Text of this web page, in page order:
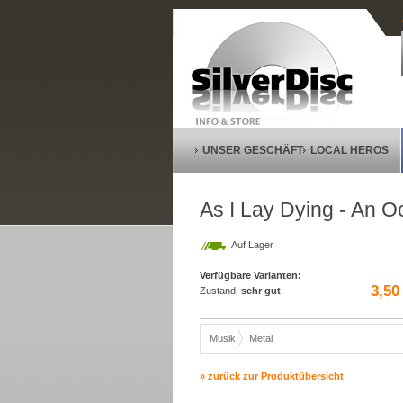
UNSER GESCHÄFT LOCAL HEROS
As I Lay Dying - An
Auf Lager
Verfügbare Varianten:
Zustand: sehr gut 3,50
Musik Metal
» zurück zur Produktübersicht